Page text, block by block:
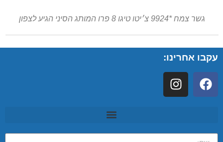
גשר צמח *9924 צ׳יטו טיגו 8 פרו המותג הסיני הגיע לצפון
עקבו אחרינו: